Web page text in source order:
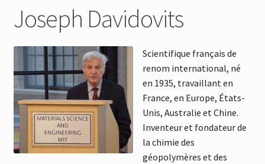
Auteurs
Actualités
Commande
Joseph Davidovits
Scientifique français de
renom international, né
en 1935, travaillant en
France, en Europe, États-
Unis, Australie et Chine.
Inventeur et fondateur de
la chimie des
géopolymères et des